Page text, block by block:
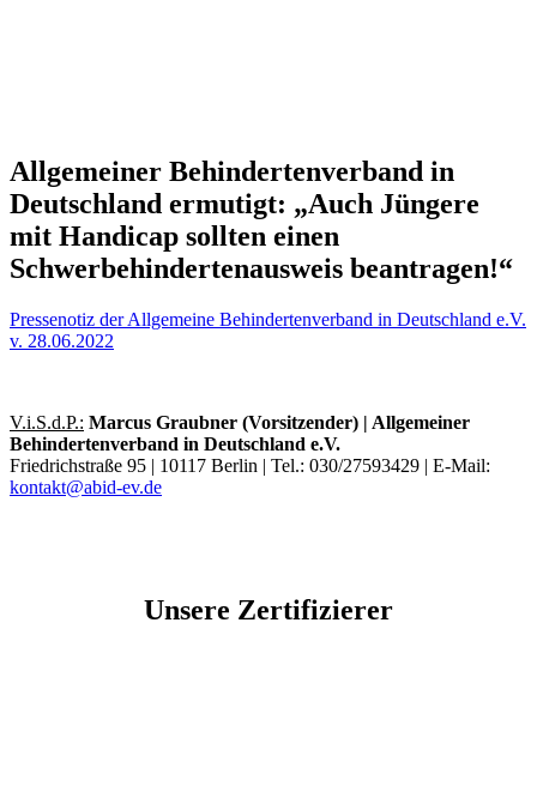
Allgemeiner Behindertenverband in
Deutschland ermutigt: „Auch Jüngere
mit Handicap sollten einen
Schwerbehindertenausweis beantragen!“
Pressenotiz der Allgemeine Behindertenverband in Deutschland e.V.
v. 28.06.2022
V.i.S.d.P.: Marcus Graubner (Vorsitzender) | Allgemeiner
Behindertenverband in Deutschland e.V.
Friedrichstraße 95 | 10117 Berlin | Tel.: 030/27593429 | E-Mail:
kontakt@abid-ev.de
Unsere Zertifizierer